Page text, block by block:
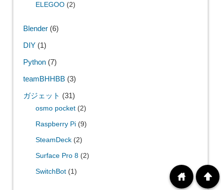
ELEGOO(2)
Blender(6)
DIY(1)
Python(7)
teamBHHBB(3)
ガジェット (31)
osmo pocket(2)
Raspberry Pi(9)
SteamDeck(2)
Surface Pro 8(2)
SwitchBot(1) arrowup
home